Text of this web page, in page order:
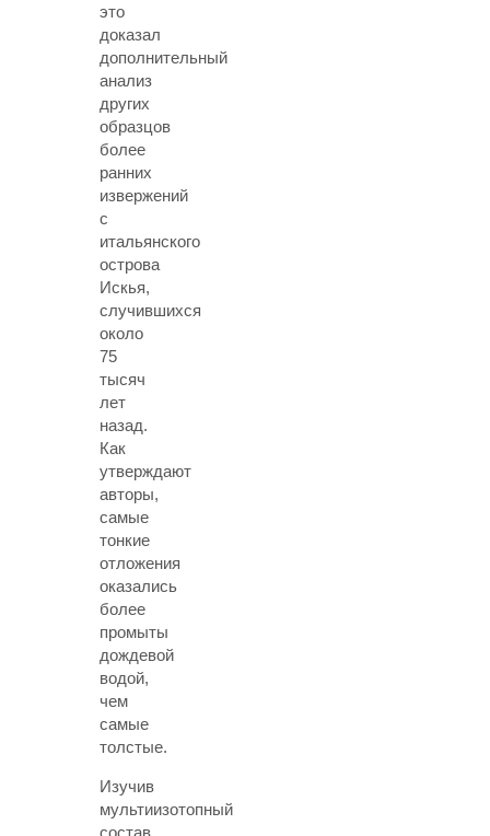
это
доказал
дополнительный
анализ
других
образцов
более
ранних
извержений
с
итальянского
острова
Искья,
случившихся
около
75
тысяч
лет
назад.
Как
утверждают
авторы,
самые
тонкие
отложения
оказались
более
промыты
дождевой
водой,
чем
самые
толстые.
Изучив
мультиизотопный